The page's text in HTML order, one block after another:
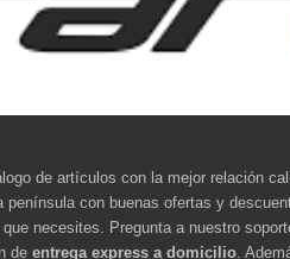
de artículos con la mejor relación
con buenas ofertas y
necesites. Pregunta a nuestro
de entrega express a domicilio.